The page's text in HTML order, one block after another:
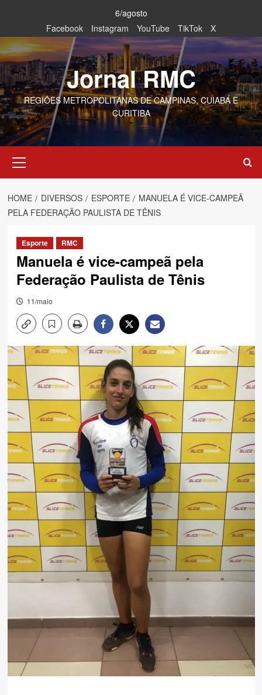
content
6/agosto
Facebook
Instagram YouTube TikTok X
Jornal RMC
REGIÕES METROPOLITANAS DE CAMPINAS, CUIABÁ E
CURITIBA
Menu
HOME DIVERSOS ESPORTE
MANUELA É VICE-CAMPEÃ
PELA FEDERAÇÃO PAULISTA DE TÊNIS
Esporte RMC
Manuela é vice-campeã pela
Federação Paulista de Tênis
11/maio